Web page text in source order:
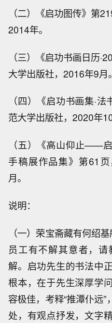
（二）《启功图传》第
2014年。
（三）《启功书画日历
大学出版社，2016年9月。
（四）《启功书画集·
范大学出版社，2020年10
（五）《高山仰止——
手稿展作品集》第61
月。
说明：
（一）荣宝斋藏有何绍
员工有不解其意者，
解。启功先生的书法中
根本，在于先生深厚学
容极佳，考释“推潭仆远
处，有观点抒发，文字